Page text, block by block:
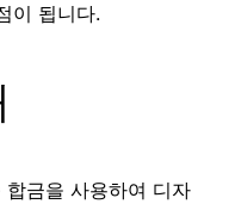
이 됩니다.
금을 사용하여 디자